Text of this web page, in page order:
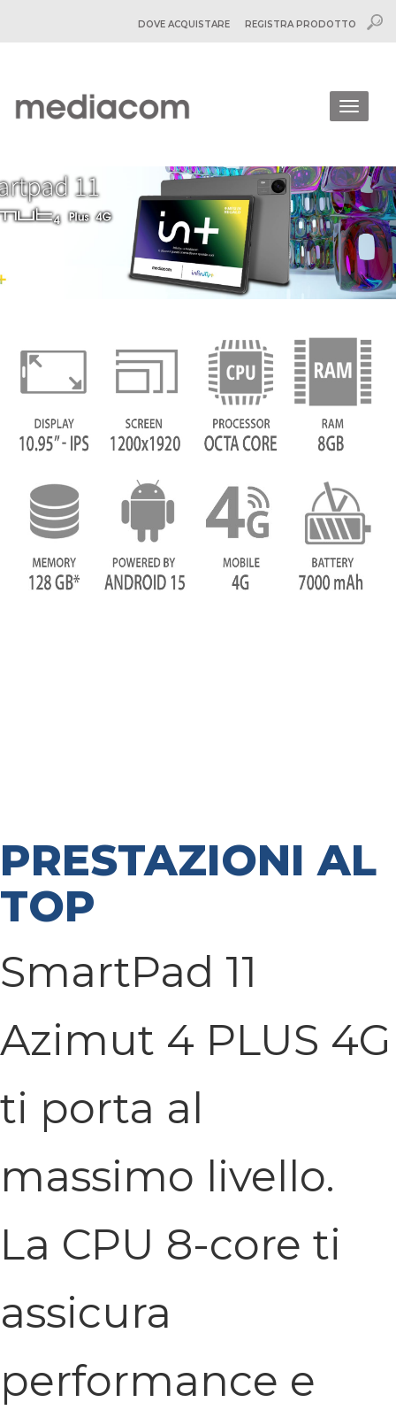
DOVE ACQUISTARE REGISTRA PRODOTTO
PRESTAZIONI AL
TOP
SmartPad 11
Azimut 4 PLUS 4G
ti porta al
massimo livello.
La CPU 8-core ti
assicura
performance e